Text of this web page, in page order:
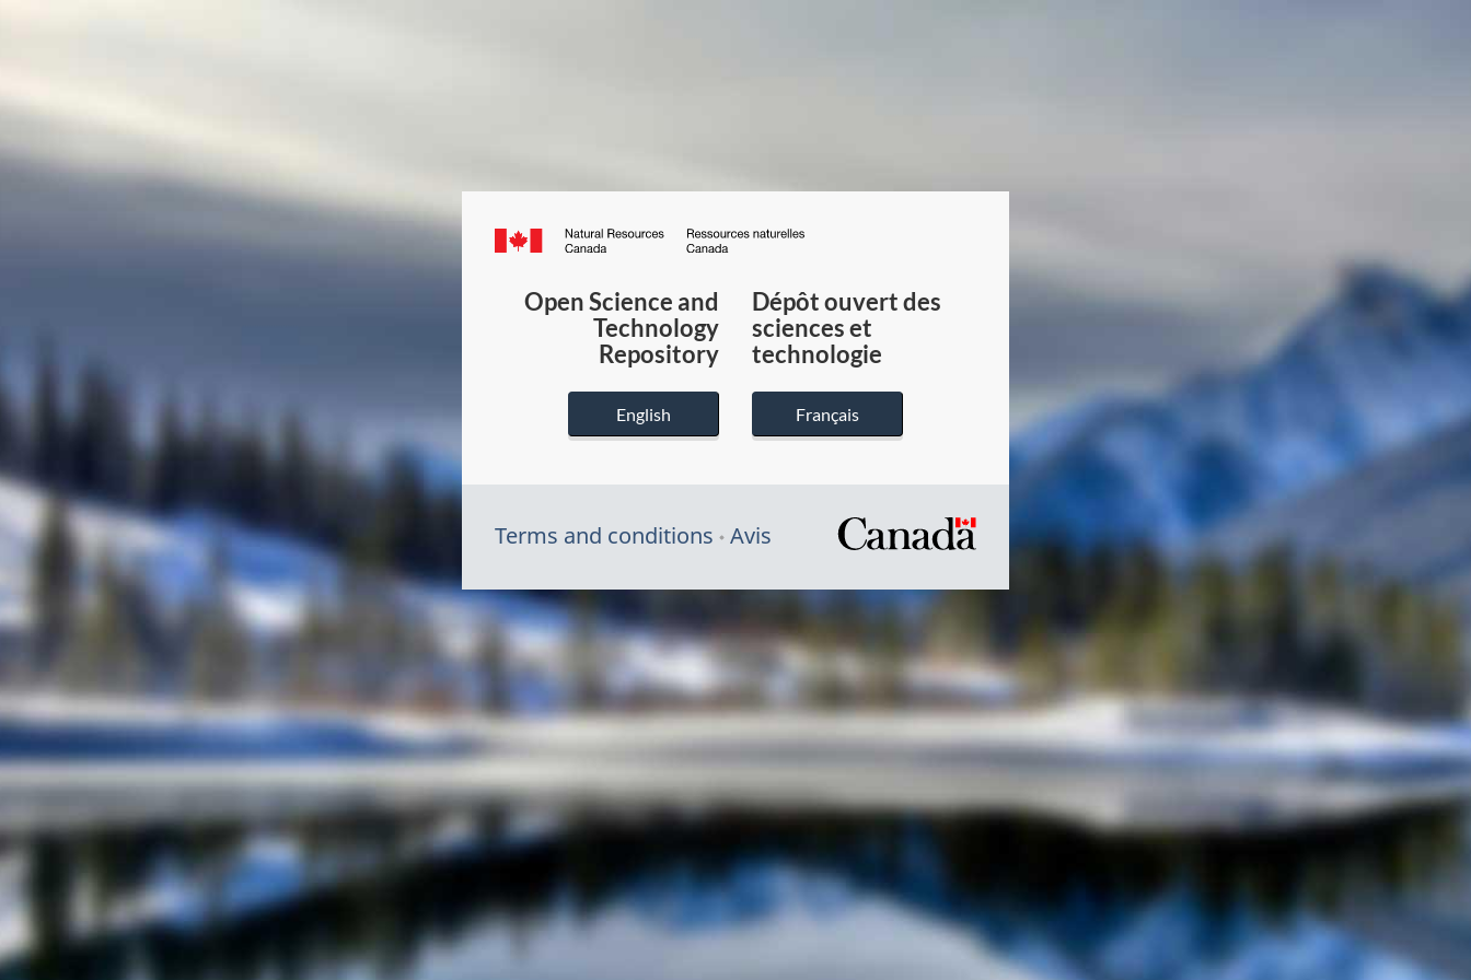
Canada.ca
du
Canada
Open Science and
Technology
Repository
English
Dépôt ouvert des
sciences et
technologie
Français
Terms and conditions Avis
/
gouvernement
du
Canada